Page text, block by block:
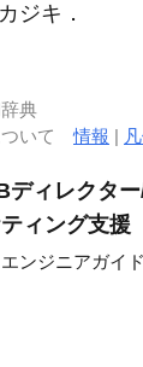
ジキ．
典
ついて情報 |
ディレクタ
ィング支援
ンジニアガイド